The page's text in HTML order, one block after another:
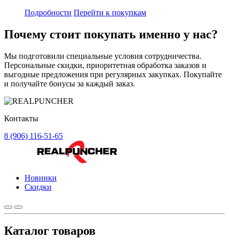
Подробности Перейти к покупкам
Почему стоит покупать именно у нас?
Мы подготовили специальные условия сотрудничества.
Персональные скидки, приоритетная обработка заказов и
выгодные предложения при регулярных закупках. Покупайте
и получайте бонусы за каждый заказ.
Контакты
8 (906) 116-51-65
Новинки
Скидки
Каталог товаров